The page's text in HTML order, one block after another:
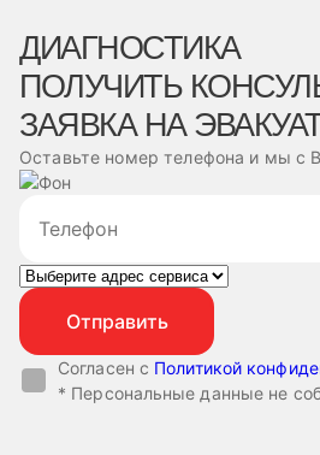
ДИАГНОСТИКА
ПОЛУЧИТЬ
ЗАЯВКА НА
Оставьте номер телефона и мы с
Согласен с Политикой
* Персональные данные не